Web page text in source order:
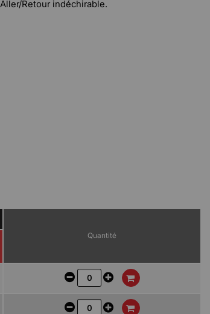
Retour indéchirable.
Quantité